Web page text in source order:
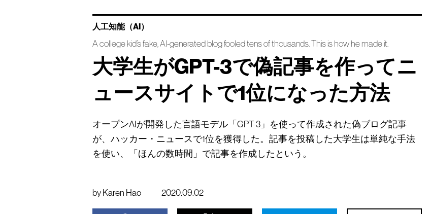
人工知能（AI）
A college kid’s fake, AI-generated blog fooled tens of thousands. This is how he made it.
大学生がGPT-3で偽記事を作ってニ
ュースサイトで1位になった方法
オープンAIが開発した言語モデル「GPT-3」を使って作成された偽ブログ記事
が、ハッカー・ニュースで1位を獲得した。記事を投稿した大学生は単純な手法
を使い、「ほんの数時間」で記事を作成したという。
by Karen Hao 2020.09.02